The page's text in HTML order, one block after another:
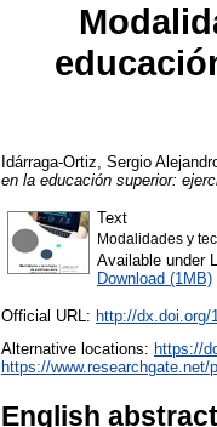
Idárraga-Ortiz, Sergio
en la educación superior:
Text
Modalidades y
Available under
Download (1MB)
Official URL: http://dx.doi.org/
Alternative locations: https://
https://www.researchgate.net/
English abstract